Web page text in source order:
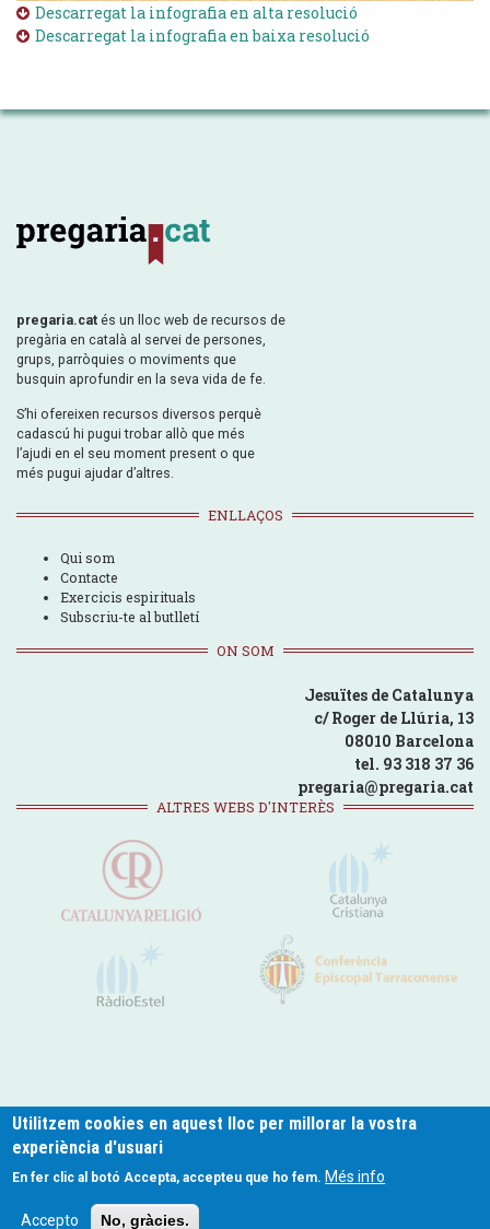
Descarregat la infografia en alta resolució
Descarregat la infografia en baixa resolució
pregaria.cat és un lloc web de recursos de
pregària en català al servei de persones,
grups, parròquies o moviments que
busquin aprofundir en la seva vida de fe.
S’hi ofereixen recursos diversos perquè
cadascú hi pugui trobar allò que més
l’ajudi en el seu moment present o que
més pugui ajudar d’altres.
ENLLAÇOS
Qui som
Contacte
Exercicis espirituals
Subscriu-te al butlletí
ON SOM
Jesuïtes de Catalunya
c/ Roger de Llúria, 13
08010 Barcelona
tel. 93 318 37 36
pregaria@pregaria.cat
ALTRES WEBS D'INTERÈS
Footer
Política de Privacitat Politica de Cookies
Utilitzem cookies en aquest lloc per millorar la vostra
experiència d'usuari
En fer clic al botó Accepta, accepteu que ho fem. Més info
Accepto No, gràcies.